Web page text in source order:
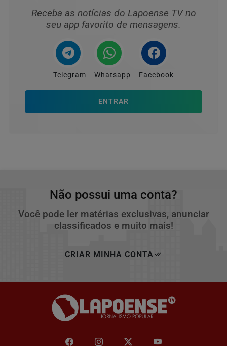
Receba as notícias do Lapoense TV no
seu app favorito de mensagens.
Telegram Whatsapp Facebook
ENTRAR
Não possui uma conta?
Você pode ler matérias exclusivas, anunciar
classificados e muito mais!
CRIAR MINHA CONTA